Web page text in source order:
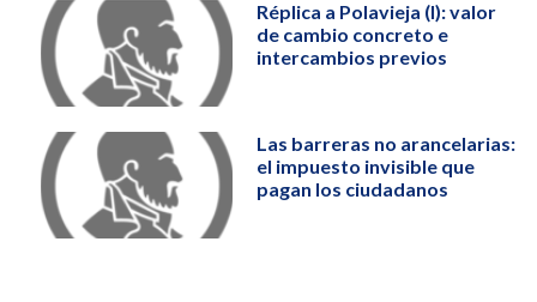
Réplica a Polavieja (I): valor
de cambio concreto e
intercambios previos
Las barreras no arancelarias:
el impuesto invisible que
pagan los ciudadanos